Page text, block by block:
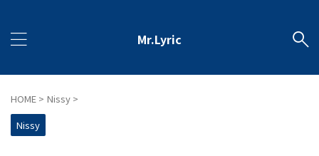
Mr.Lyric
HOME > Nissy >
Nissy